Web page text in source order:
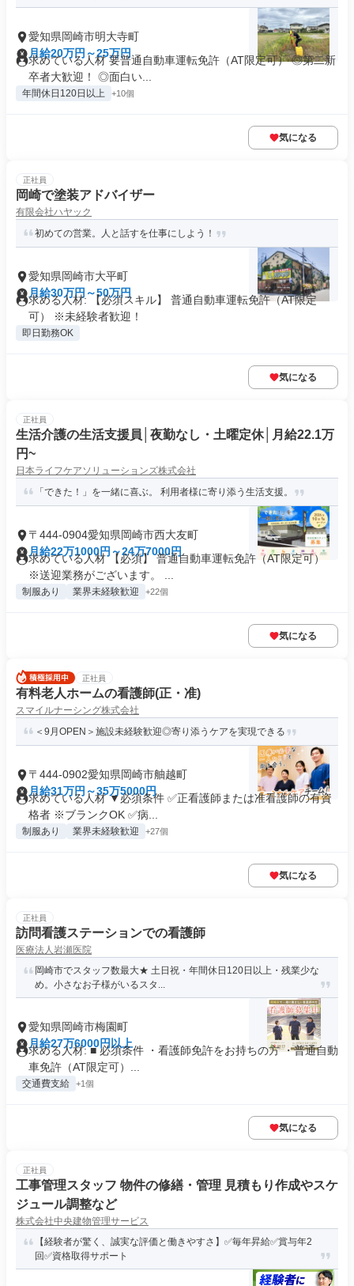
愛知県岡崎市明大寺町
月給20万円～25万円
求めている人材 要普通自動車運転免許（AT限定可） ◎第二新
卒者大歓迎！ ◎面白い...
年間休日120日以上 +10個
気になる
正社員
岡崎で塗装アドバイザー
有限会社ハヤック
初めての営業。人と話すを仕事にしよう！
愛知県岡崎市大平町
月給30万円～50万円
求める人材: 【必須スキル】 普通自動車運転免許（AT限定
可） ※未経験者歓迎！
即日勤務OK
気になる
正社員
生活介護の生活支援員│夜勤なし・土曜定休│月給22.1万
円~
日本ライフケアソリューションズ株式会社
「できた！」を一緒に喜ぶ。 利用者様に寄り添う生活支援。
〒444-0904愛知県岡崎市西大友町
月給22万1000円～24万7000円
求めている人材 【必須】 普通自動車運転免許（AT限定可）
※送迎業務がございます。 ...
制服あり 業界未経験歓迎 +22個
気になる
正社員
有料老人ホームの看護師(正・准)
スマイルナーシング株式会社
＜9月OPEN＞施設未経験歓迎◎寄り添うケアを実現できる
〒444-0902愛知県岡崎市舳越町
月給31万円～35万5000円
求めている人材 ▼必須条件 ✅正看護師または准看護師の有資
格者 ※ブランクOK ✅病...
制服あり 業界未経験歓迎 +27個
気になる
正社員
訪問看護ステーションでの看護師
医療法人岩瀬医院
岡崎市でスタッフ数最大★ 土日祝・年間休日120日以上・残業少な
め。小さなお子様がいるスタ...
愛知県岡崎市梅園町
月給27万6000円以上
求める人材: ■ 必須条件 ・看護師免許をお持ちの方 ・普通自動
車免許（AT限定可）...
交通費支給 +1個
気になる
正社員
工事管理スタッフ 物件の修繕・管理 見積もり作成やスケ
ジュール調整など
株式会社中央建物管理サービス
【経験者が驚く、誠実な評価と働きやすさ】✅毎年昇給✅賞与年2
回✅資格取得サポート